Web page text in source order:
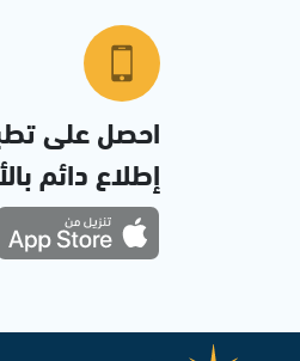
احصل على
إطلاع دائم